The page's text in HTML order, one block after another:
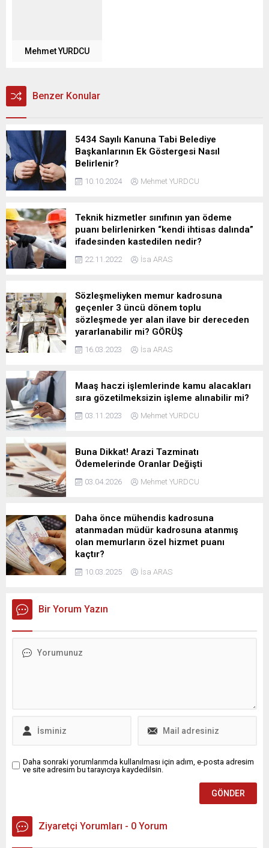
Mehmet YURDCU
Benzer Konular
5434 Sayılı Kanuna Tabi Belediye
Başkanlarının Ek Göstergesi Nasıl
Belirlenir?
10.10.2024 Mehmet YURDCU
Teknik hizmetler sınıfının yan ödeme
puanı belirlenirken “kendi ihtisas dalında”
ifadesinden kastedilen nedir?
22.11.2022 İsa ARAS
Sözleşmeliyken memur kadrosuna
geçenler 3 üncü dönem toplu
sözleşmede yer alan ilave bir dereceden
yararlanabilir mi? GÖRÜŞ
16.03.2023 İsa ARAS
Maaş haczi işlemlerinde kamu alacakları
sıra gözetilmeksizin işleme alınabilir mi?
03.11.2023 Mehmet YURDCU
Buna Dikkat! Arazi Tazminatı
Ödemelerinde Oranlar Değişti
03.04.2026 Mehmet YURDCU
Daha önce mühendis kadrosuna
atanmadan müdür kadrosuna atanmış
olan memurların özel hizmet puanı
kaçtır?
10.03.2025 İsa ARAS
Bir Yorum Yazın
Daha sonraki yorumlarımda kullanılması için adım, e-posta adresim
ve site adresim bu tarayıcıya kaydedilsin.
Ziyaretçi Yorumları - 0 Yorum